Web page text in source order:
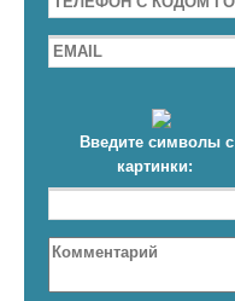
Введите символы с
картинки: